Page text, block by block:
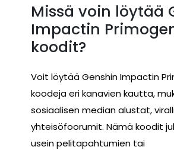
Missä voin löytää
Impactin
koodit?
Voit löytää Genshin Impactin
koodeja eri kanavien kautta,
sosiaalisen median alustat,
yhteisöfoorumit. Nämä koodit
usein pelitapahtumien tai